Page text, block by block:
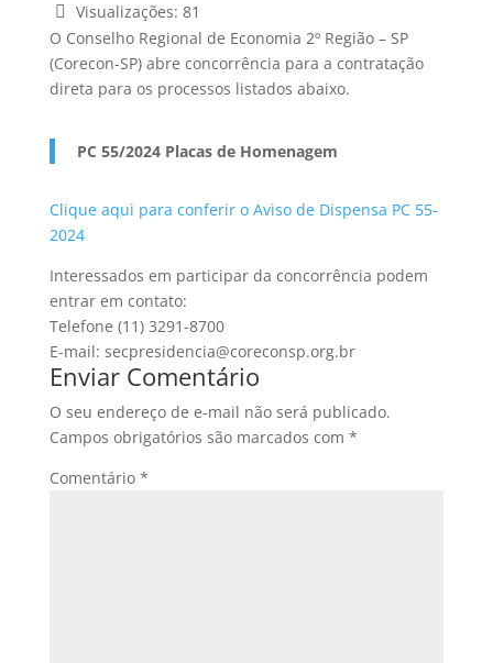
Visualizações: 81
O Conselho Regional de Economia 2º Região – SP
(Corecon-SP) abre concorrência para a contratação
direta para os processos listados abaixo.
PC 55/2024 Placas de Homenagem
Clique aqui para conferir o Aviso de Dispensa PC 55-
2024
Interessados em participar da concorrência podem
entrar em contato:
Telefone (11) 3291-8700
E-mail: secpresidencia@coreconsp.org.br
Enviar Comentário
O seu endereço de e-mail não será publicado.
Campos obrigatórios são marcados com *
Comentário *